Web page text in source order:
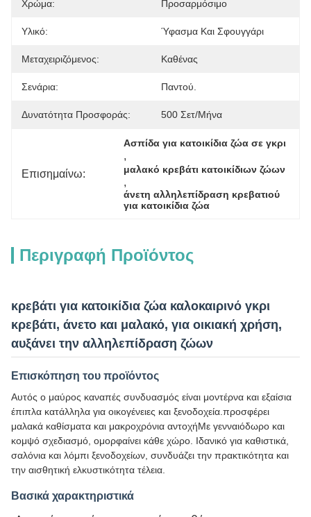
Χρώμα: Προσαρμόσιμο
Υλικό: Ύφασμα Και Σφουγγάρι
Μεταχειριζόμενος: Καθένας
Σενάρια: Παντού.
Δυνατότητα Προσφοράς: 500 Σετ/μήνα
Επισημαίνω:
Ασπίδα για κατοικίδια ζώα σε γκρι
,
μαλακό κρεβάτι κατοικίδιων ζώων
,
άνετη αλληλεπίδραση κρεβατιού
για κατοικίδια ζώα
Περιγραφή Προϊόντος
κρεβάτι για κατοικίδια ζώα καλοκαιρινό γκρι
κρεβάτι, άνετο και μαλακό, για οικιακή χρήση,
αυξάνει την αλληλεπίδραση ζώων
Επισκόπηση του προϊόντος
Αυτός ο μαύρος καναπές συνδυασμός είναι μοντέρνα και εξαίσια
έπιπλα κατάλληλα για οικογένειες και ξενοδοχεία.προσφέρει
μαλακά καθίσματα και μακροχρόνια αντοχήΜε γενναιόδωρο και
κομψό σχεδιασμό, ομορφαίνει κάθε χώρο. Ιδανικό για καθιστικά,
σαλόνια και λόμπι ξενοδοχείων, συνδυάζει την πρακτικότητα και
την αισθητική ελκυστικότητα τέλεια.
Βασικά χαρακτηριστικά